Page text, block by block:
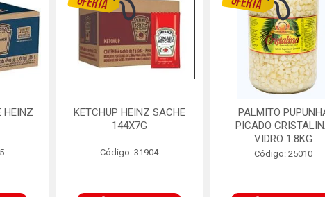
HEINZ
KETCHUP HEINZ SACHE
144X7G
Código: 31904
PALMITO
PICADO
VIDRO 1.8KG
Código: 25010